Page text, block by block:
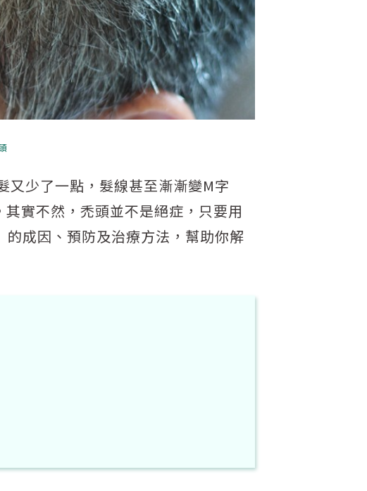
又少了一點，髮線甚至漸漸變M字
實不然，禿頭並不是絕症，只要用
的成因、預防及治療方法，幫助你解